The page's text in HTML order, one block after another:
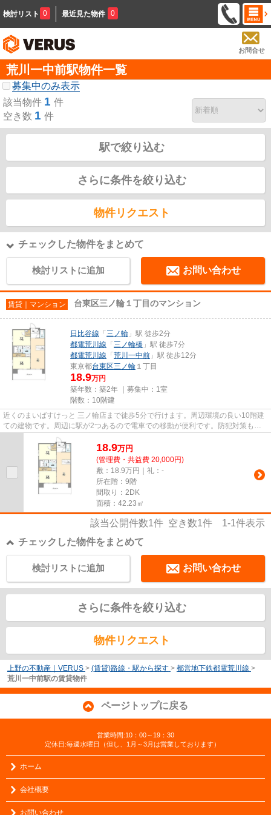
検討リスト 0 最近見た物件 0
お問合せ
荒川一中前駅物件一覧
募集中のみ表示
該当物件 1 件
空き数 1 件
駅で絞り込む
さらに条件を絞り込む
物件リクエスト
チェックした物件をまとめて
検討リストに追加 お問い合わせ
賃貸｜マンション 台東区三ノ輪１丁目のマンション
日比谷線 「 三ノ輪 」駅 徒歩2分
都電荒川線 「 三ノ輪橋 」駅 徒歩7分
都電荒川線 「 荒川一中前 」駅 徒歩12分
東京都台東区三ノ輪 １丁目
18.9万円
築年数：築2年 ｜募集中： 1室
階数：10階建
近くのまいばすけっと 三ノ輪店まで徒歩5分で行けます。周辺環境の良い10階建
ての建物です。周辺に駅が2つあるので電車での移動が便利です。防犯対策もバ
ッチリなマンションタイプの物...
18.9万円
(管理費・共益費 20,000円)
敷：18.9万円｜礼：-
所在階：9階
間取り：2DK
面積：42.23㎡
該当公開件数1件 空き数1件 1-1件表示
チェックした物件をまとめて
お問い合わせ
検討リストに追加
さらに条件を絞り込む
物件リクエスト
上野の不動産｜VERUS > (賃貸)路線・駅から探す > 都営地下鉄都電荒川線 >
荒川一中前駅の賃貸物件
ページトップに戻る
営業時間:10：00～19：30
定休日:毎週水曜日（但し、1月～3月は営業しております）
ホーム
会社概要
お問い合わせ